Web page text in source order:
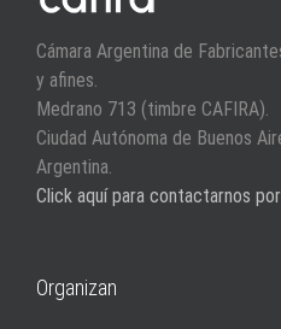
Cámara Argentina de
y afines.
Medrano 713 (timbre CAFIRA).
Ciudad Autónoma de Buenos
Argentina.
Click aquí para contactarnos
Organizan